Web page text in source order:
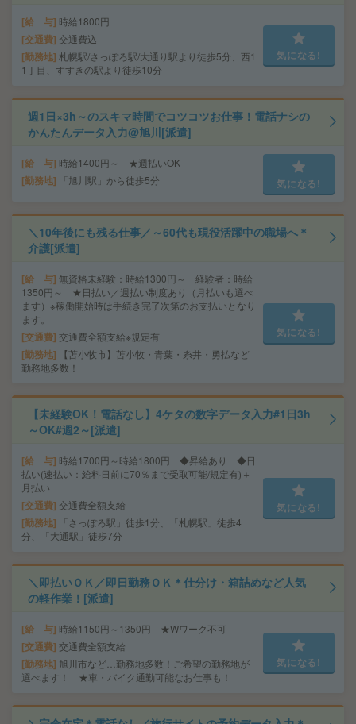
給 与 時給1800円
交通費 交通費込
勤務地 札幌駅/さっぽろ駅/大通り駅より徒歩5分、西1
1丁目、すすきの駅より徒歩10分
気になる!
週1日×3h～のスキマ時間でコツコツお仕事！電話ナシの
かんたんデータ入力@旭川[派遣]
給 与 時給1400円～ ★週払いOK
勤務地 「旭川駅」から徒歩5分 気になる!
＼10年後にも残る仕事／～60代も現役活躍中の職場へ＊
介護[派遣]
給 与 無資格未経験：時給1300円～ 経験者：時給
1350円～ ★日払い／週払い制度あり（月払いも選べ
ます）※稼働開始時は手続き完了次第のお支払いとなり
ます。
交通費 交通費全額支給※規定有
勤務地
【苫小牧市】苫小牧・青葉・糸井・勇払など
勤務地多数！
気になる!
【未経験OK！電話なし】4ケタの数字データ入力#1日3h
～OK#週2～[派遣]
給 与 時給1700円～時給1800円 ◆昇給あり ◆日
払い(速払い：給料日前に70％まで受取可能/規定有)＋
月払い
交通費 交通費全額支給
勤務地
「さっぽろ駅」徒歩1分、「札幌駅」徒歩4
分、「大通駅」徒歩7分
気になる!
＼即払いＯＫ／即日勤務ＯＫ＊仕分け・箱詰めなど人気
の軽作業！[派遣]
給 与 時給1150円～1350円 ★Wワーク不可
交通費 交通費全額支給
勤務地 旭川市など…勤務地多数！ご希望の勤務地が
選べます！ ★車・バイク通勤可能なお仕事も！
気になる!